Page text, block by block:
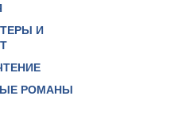
И
РОМАНЫ